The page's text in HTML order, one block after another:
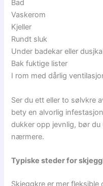
Bad
Vaskerom
Kjeller
Rundt sluk
Under badekar eller
Bak fuktige lister
I rom med dårlig
Ser du ett eller to sølvkre
bety en alvorlig
dukker opp jevnlig, bør
nærmere.
Typiske steder for
Skjeggkre er mer